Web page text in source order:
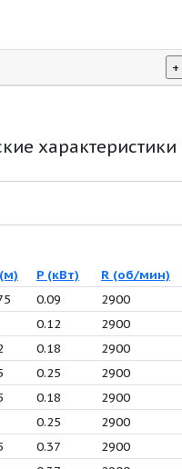
H (м) P (кВт)
0.75 0.09
0.12